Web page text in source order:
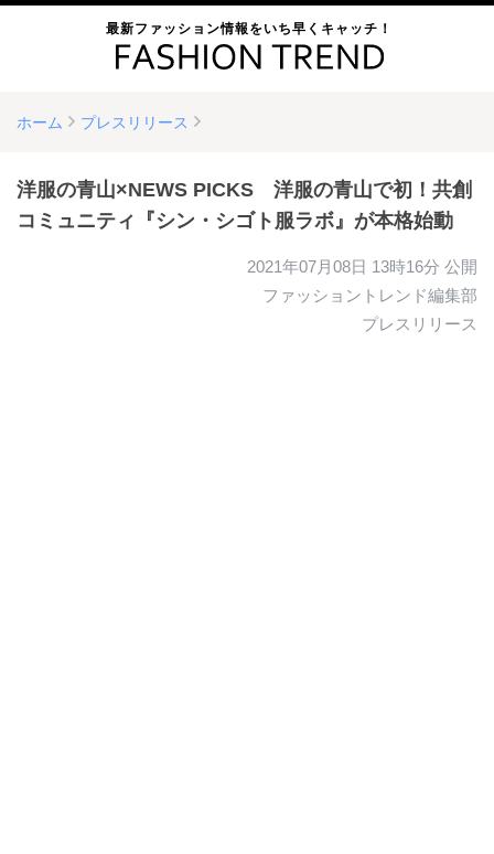
最新ファッション情報をいち早くキャッチ！
ホーム プレスリリース
洋服の青山×NEWS PICKS 洋服の青山で初！共創
コミュニティ『シン・シゴト服ラボ』が本格始動
2021年07月08日 13時16分 公開
ファッショントレンド編集部
プレスリリース